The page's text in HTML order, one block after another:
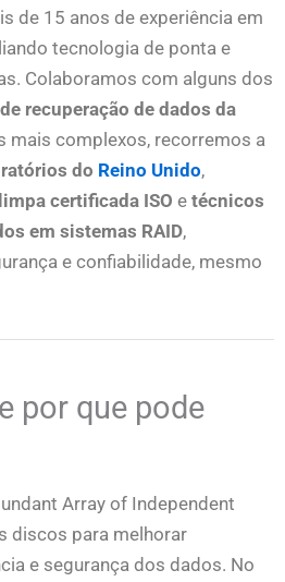
de 15 anos de experiência em
tecnologia de ponta e
Colaboramos com alguns dos
recuperação de dados da
mais complexos, recorremos a
do Reino Unido,
certificada ISO e técnicos
em sistemas RAID,
e confiabilidade, mesmo
por que pode
Array of Independent
discos para melhorar
e segurança dos dados. No